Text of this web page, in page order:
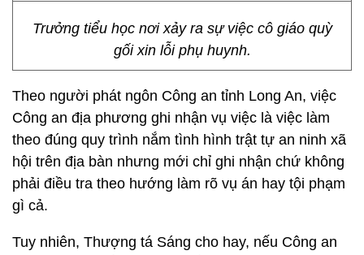
Trưởng tiểu học nơi xảy ra sự việc cô giáo quỳ
gối xin lỗi phụ huynh.
Theo người phát ngôn Công an tỉnh Long An, việc
Công an địa phương ghi nhận vụ việc là việc làm
theo đúng quy trình nắm tình hình trật tự an ninh xã
hội trên địa bàn nhưng mới chỉ ghi nhận chứ không
phải điều tra theo hướng làm rõ vụ án hay tội phạm
gì cả.
Tuy nhiên, Thượng tá Sáng cho hay, nếu Công an